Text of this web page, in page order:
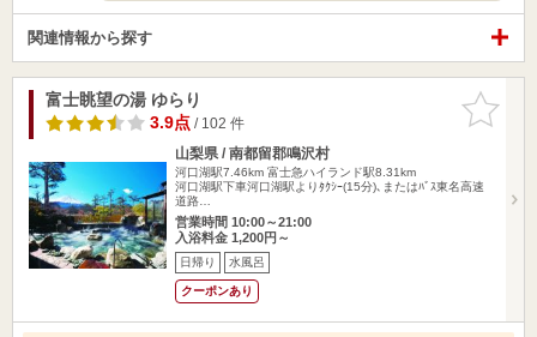
関連情報から探す
お気に入
りに追加
富士眺望の湯 ゆらり
3.9点/ 102 件
山梨県 / 南都留郡鳴沢村
河口湖駅7.46km 富士急ハイランド駅8.31km
河口湖駅下車河口湖駅よりﾀｸｼｰ(15分)､またはﾊﾞｽ東名高速
道路…
営業時間 10:00～21:00
入浴料金 1,200円～
日帰り 水風呂
クーポンあり